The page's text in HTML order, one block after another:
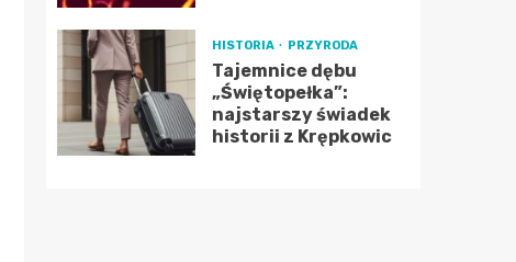
HISTORIA PRZYRODA
Tajemnice dębu
„Świętopełka”:
najstarszy świadek
historii z Krępkowic